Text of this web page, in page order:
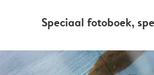
Speciaal fotoboek,